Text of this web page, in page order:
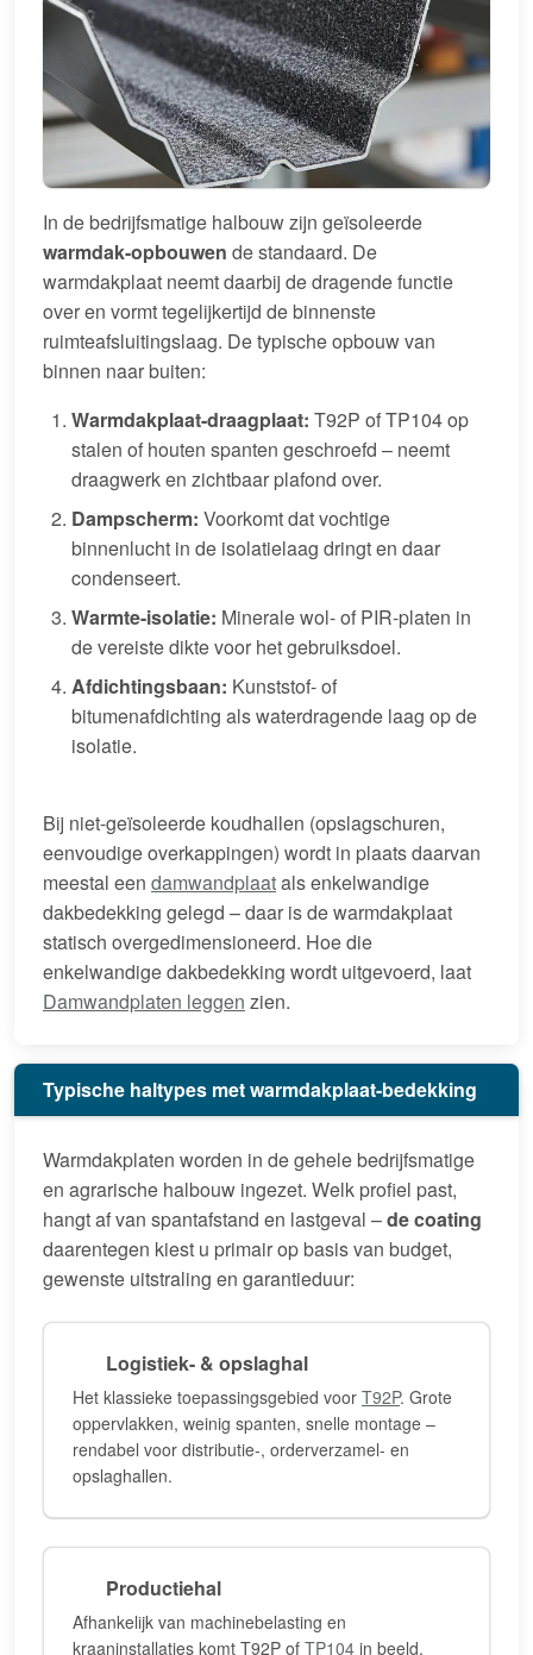
In de bedrijfsmatige halbouw zijn geïsoleerde
warmdak-opbouwen de standaard. De
warmdakplaat neemt daarbij de dragende functie
over en vormt tegelijkertijd de binnenste
ruimteafsluitingslaag. De typische opbouw van
binnen naar buiten:
Warmdakplaat-draagplaat: T92P of TP104 op
stalen of houten spanten geschroefd – neemt
draagwerk en zichtbaar plafond over.
Dampscherm: Voorkomt dat vochtige
binnenlucht in de isolatielaag dringt en daar
condenseert.
Warmte-isolatie: Minerale wol- of PIR-platen in
de vereiste dikte voor het gebruiksdoel.
Afdichtingsbaan: Kunststof- of
bitumenafdichting als waterdragende laag op de
isolatie.
Bij niet-geïsoleerde koudhallen (opslagschuren,
eenvoudige overkappingen) wordt in plaats daarvan
meestal een damwandplaatals enkelwandige
dakbedekking gelegd – daar is de warmdakplaat
statisch overgedimensioneerd. Hoe die
enkelwandige dakbedekking wordt uitgevoerd, laat
Damwandplaten leggen zien.
Typische haltypes met warmdakplaat-bedekking
Warmdakplaten worden in de gehele bedrijfsmatige
en agrarische halbouw ingezet. Welk profiel past,
hangt af van spantafstand en lastgeval –de coating
daarentegen kiest u primair op basis van budget,
gewenste uitstraling en garantieduur:
Logistiek- & opslaghal
Het klassieke toepassingsgebied voor T92P. Grote
oppervlakken, weinig spanten, snelle montage –
rendabel voor distributie-, orderverzamel- en
opslaghallen.
Productiehal
Afhankelijk van machinebelasting en
kraaninstallaties komt T92P of TP104 in beeld.